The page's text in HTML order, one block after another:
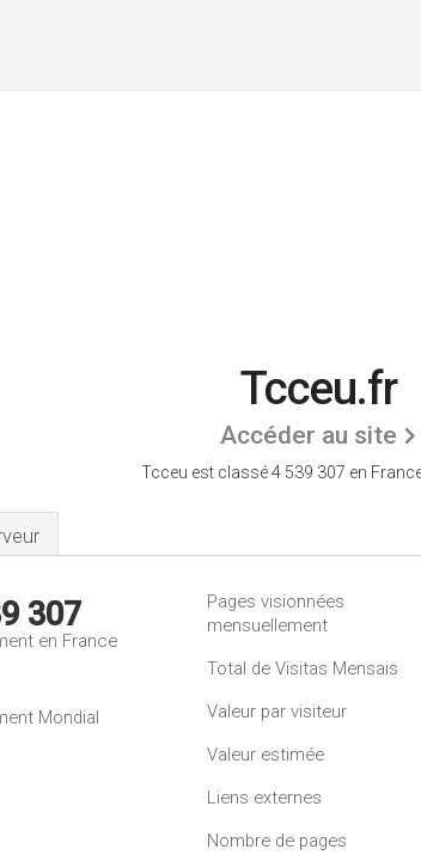
Tcceu.fr
Accéder au site
Tcceu est classé 4 539 307 en
307
en France
Mondial
Pages visionnées
mensuellement
Total de Visitas Mensais
Valeur par visiteur
Valeur estimée
Liens externes
Nombre de pages